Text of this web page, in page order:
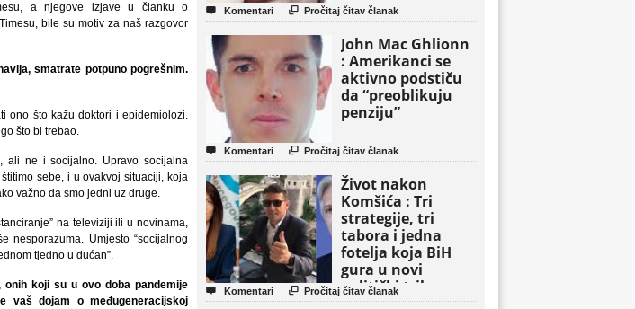
a njegove izjave u članku o
bile su motiv za naš razgovor
smatrate potpuno pogrešnim.
ono što kažu doktori i epidemiolozi.
što bi trebao.
ali ne i socijalno. Upravo socijalna
sebe, i u ovakvoj situaciji, koja
važno da smo jedni uz druge.
na televiziji ili u novinama,
nesporazuma. Umjesto “socijalnog
tjedno u dućan”.
koji su u ovo doba pandemije
vaš dojam o međugeneracijskoj
 Komentari  Pročitaj čitav članak
John Mac Ghlionn
: Amerikanci se
aktivno podstiču
da “preoblikuju
penziju”
 Komentari  Pročitaj čitav članak
Život nakon
Komšića : Tri
strategije, tri
tabora i jedna
fotelja koja BiH
gura u novi
politički triler
 Komentari  Pročitaj čitav članak